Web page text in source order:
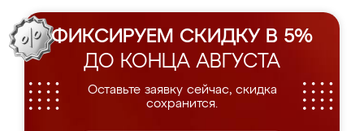
ФИКСИРУЕМ СКИДКУ В 5%
ДО КОНЦА АВГУСТА
Оставьте заявку сейчас, скидка
сохранится.